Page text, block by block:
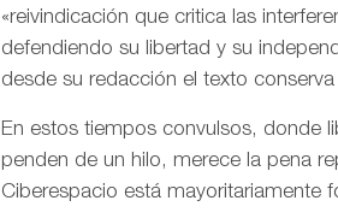
«reivindicación que critica las
defendiendo su libertad y su
desde su redacción el texto
En estos tiempos convulsos, donde
penden de un hilo, merece la pena
Ciberespacio está mayoritariamente